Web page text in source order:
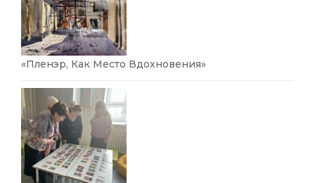
«Пленэр, Как Место Вдохновения»